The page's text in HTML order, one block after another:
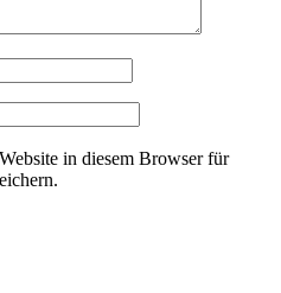
in diesem Browser für